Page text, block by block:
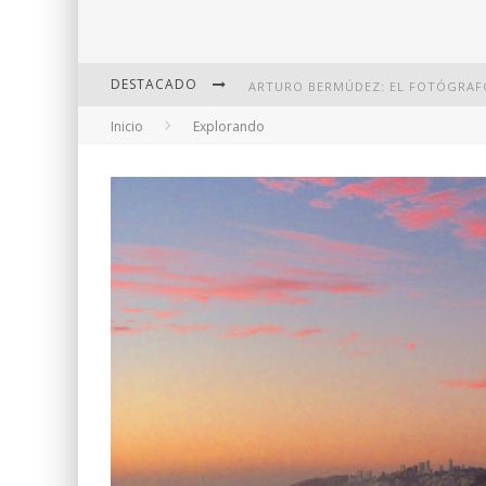
DESTACADO
Inicio Explorando